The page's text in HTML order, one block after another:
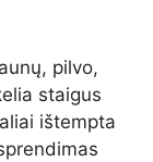
pilvo,
staigus
ištempta